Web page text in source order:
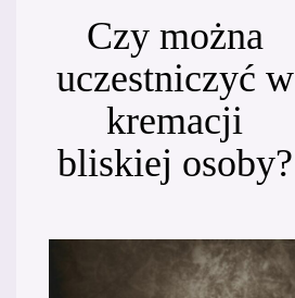
Czy można
uczestniczyć w
kremacji
bliskiej osoby?